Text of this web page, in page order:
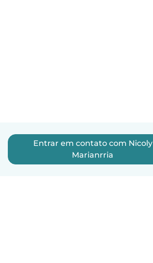
Entrar em contato com Nicoly
Marianrria